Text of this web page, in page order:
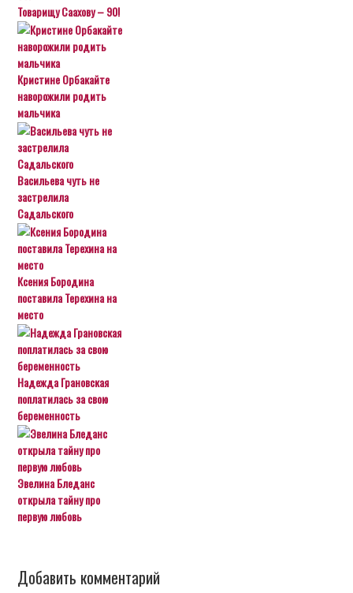
Товарищу Саахову – 90!
Кристине Орбакайте
наворожили родить
мальчика
Васильева чуть не
застрелила
Садальского
Ксения Бородина
поставила Терехина на
место
Надежда Грановская
поплатилась за свою
беременность
Эвелина Бледанс
открыла тайну про
первую любовь
Добавить комментарий